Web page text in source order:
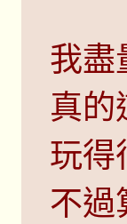
我盡
真的
玩得
不過